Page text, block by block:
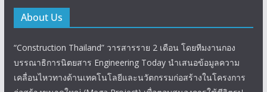
About Us
“Construction Thailand” วารสารราย 2 เดือน โดยทีมงานกอง
บรรณาธิการนิตยสาร Engineering Today นำเสนอข้อมูลความ
เคลื่อนไหวทางด้านเทคโนโลยีและนวัตกรรมก่อสร้างในโครงการ